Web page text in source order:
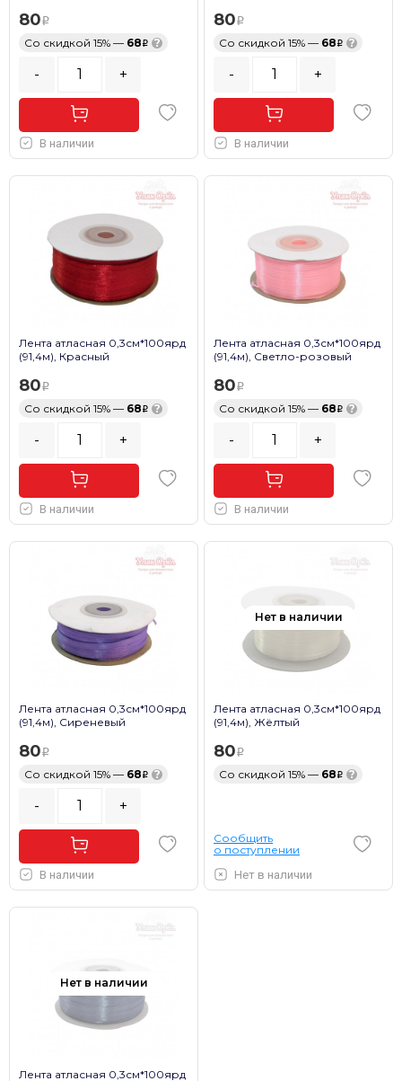
80
Со скидкой 15% — 68 ?
- +
В наличии
80
Со скидкой 15% — 68 ?
- +
В наличии
Лента атласная 0,3см*100ярд
(91,4м), Красный
80
Со скидкой 15% — 68 ?
- +
В наличии
Лента атласная 0,3см*100ярд
(91,4м), Светло-розовый
80
Со скидкой 15% — 68 ?
- +
В наличии
Лента атласная 0,3см*100ярд
(91,4м), Сиреневый
80
Со скидкой 15% — 68 ?
- +
В наличии
Нет в наличии
Лента атласная 0,3см*100ярд
(91,4м), Жёлтый
80
Со скидкой 15% — 68 ?
Сообщить
о поступлении
Нет в наличии
Нет в наличии
Лента атласная 0,3см*100ярд